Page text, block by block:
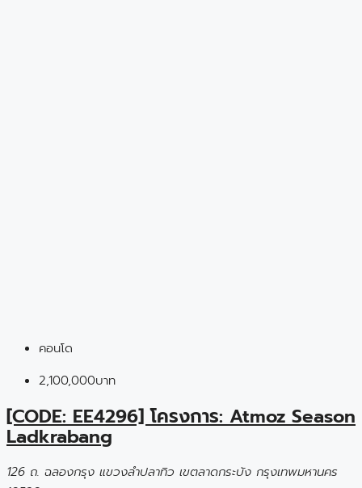
คอนโด
2,100,000บาท
[CODE: EE4296] โครงการ: Atmoz Season
Ladkrabang
126 ถ. ฉลองกรุง แขวงลำปลาทิว เขตลาดกระบัง กรุงเทพมหานคร